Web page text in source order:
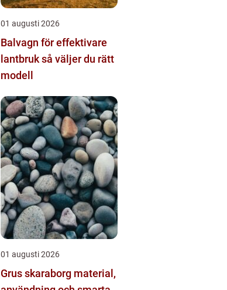
01 augusti 2026
Balvagn för effektivare
lantbruk så väljer du rätt
modell
01 augusti 2026
Grus skaraborg material,